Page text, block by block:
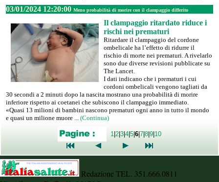
03/01/2024 12:20:00 Meno probabilità di morire con il clampaggio differito
Il clampaggio ritardato riduce i
rischi nei prematuri
Ritardare il clampaggio del cordone
ombelicale ha l’effetto di ridurre il
rischio di morte nei prematuri. A rivelarlo
sono due diverse revisioni pubblicate su
The Lancet.
I dati indicano che i prematuri i cui
cordoni ombelicali vengono tagliati da
30 secondi a 2 minuti dopo la nascita mostrano una probabilità di morire
inferiore rispetto ai coetanei che subiscono il clampaggio immediato.
«Quasi 13 milioni di bambini nascono prematuri ogni anno in tutto il mondo
e quasi un milione muore ... (Continua)
1 |2|3|4|5|6|7|8|9|10
Redazione TEL. 351.666.0811